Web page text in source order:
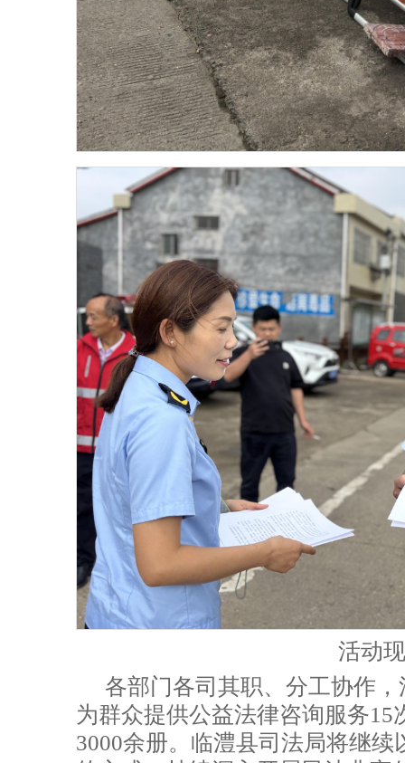
活动
各部门各司其职、分工协作
为群众提供公益法律咨询服务
3000余册。临澧县司法局将继